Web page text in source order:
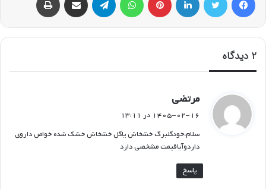
2 دیدگاه
مرتضی
ف
:
۱۴۰۵-۰۲-۱۶ در ۱۳:۱۱
سلام،خودگلبرگ خشخاش یاگل خشخاش خشک شده خواص داروی
داردوآیاقیمت مشخصی دارد
پاسخ